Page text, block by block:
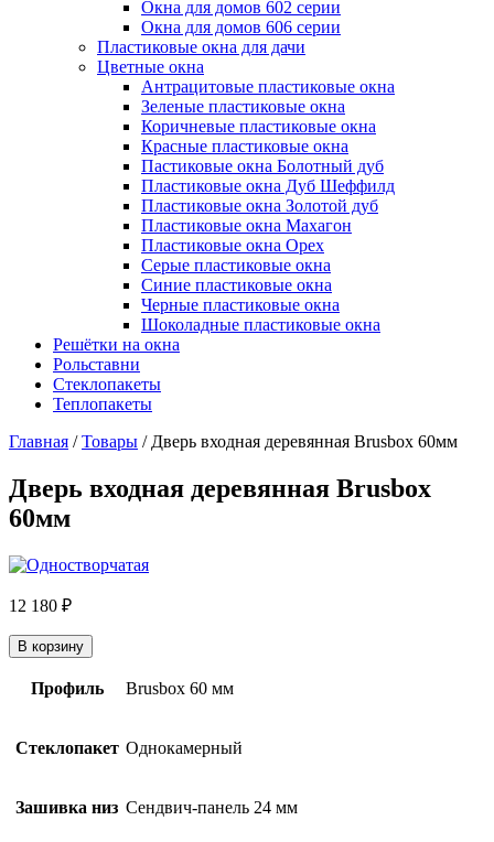
Окна для домов 602 серии
Окна для домов 606 серии
Пластиковые окна для дачи
Цветные окна
Антрацитовые пластиковые окна
Зеленые пластиковые окна
Коричневые пластиковые окна
Красные пластиковые окна
Пастиковые окна Болотный дуб
Пластиковые окна Дуб Шеффилд
Пластиковые окна Золотой дуб
Пластиковые окна Махагон
Пластиковые окна Орех
Серые пластиковые окна
Синие пластиковые окна
Черные пластиковые окна
Шоколадные пластиковые окна
Решётки на окна
Рольставни
Стеклопакеты
Теплопакеты
Главная /Товары / Дверь входная деревянная Brusbox 60мм
Дверь входная деревянная Brusbox
60мм
12 180 ₽
В корзину
Профиль Brusbox 60 мм
Стеклопакет Однокамерный
Зашивка низ Сендвич-панель 24 мм